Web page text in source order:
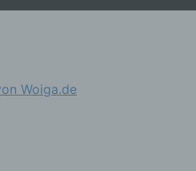
Woiga.de